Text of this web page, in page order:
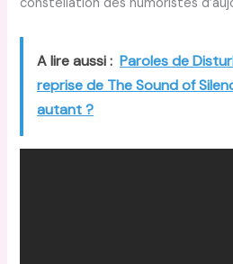
constellation des humoristes
A lire aussi : Paroles de
reprise de The Sound of
autant ?